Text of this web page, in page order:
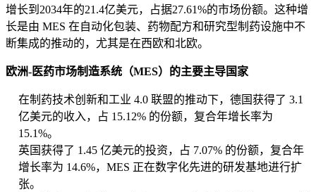
增长到2034年的21.4亿美元，占据27.61%的市场份额。这种增
长是由 MES 在自动化包装、药物配方和研究型制药设施中不
断集成的推动的，尤其是在西欧和北欧。
欧洲-医药市场制造系统（MES）的主要主导国家
在制药技术创新和工业 4.0 联盟的推动下，德国获得了 3.1
亿美元的收入，占 15.12% 的份额，复合年增长率为
15.1%。
英国获得了 1.45 亿美元的投资，占 7.07% 的份额，复合年
增长率为 14.6%，MES 正在数字化先进的研发基地进行扩
张。